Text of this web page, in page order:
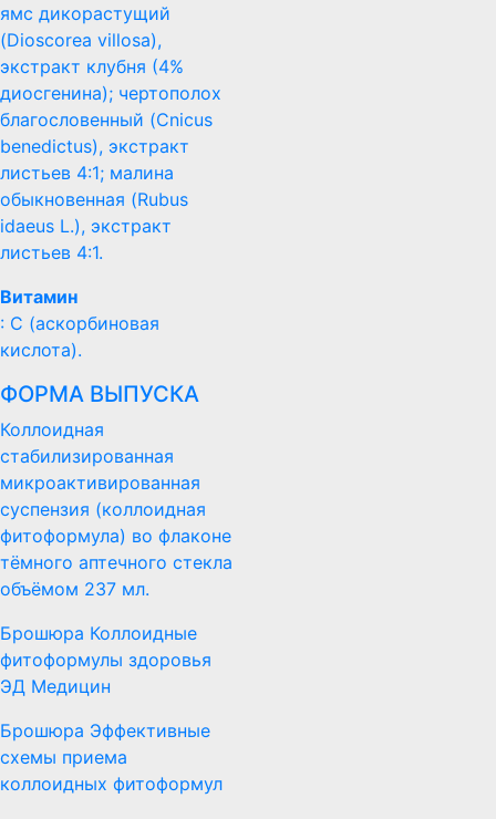
ямс дикорастущий
(Dioscorea villosa),
экстракт клубня (4%
диосгенина); чертополох
благословенный (Cnicus
benedictus), экстракт
листьев 4:1; малина
обыкновенная (Rubus
idaeus L.), экстракт
листьев 4:1.
Витамин
: С (аскорбиновая
кислота).
ФОРМА ВЫПУСКА
Коллоидная
стабилизированная
микроактивированная
суспензия (коллоидная
фитоформула) во флаконе
тёмного аптечного стекла
объёмом 237 мл.
Брошюра Коллоидные
фитоформулы здоровья
ЭД Медицин
Брошюра Эффективные
схемы приема
коллоидных фитоформул